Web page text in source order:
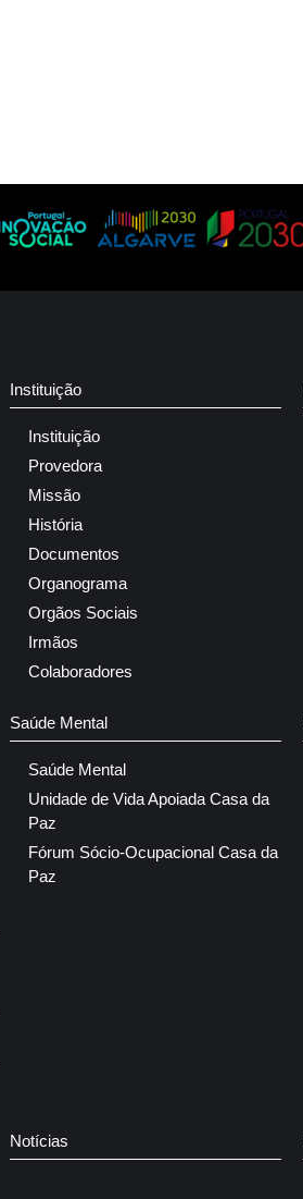
Instituição
Instituição
Provedora
Missão
História
Documentos
Organograma
Orgãos Sociais
Irmãos
Colaboradores
Saúde Mental
Saúde Mental
Unidade de Vida Apoiada Casa da
Paz
Fórum Sócio-Ocupacional Casa da
Paz
Notícias